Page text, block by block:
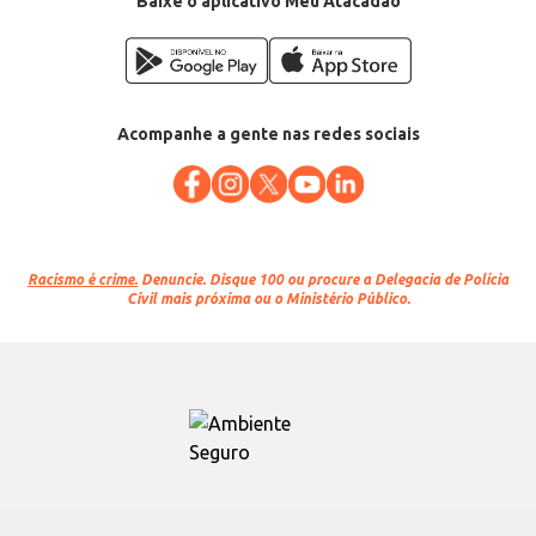
Acompanhe a gente nas redes sociais
Racismo é crime. Denuncie. Disque 100 ou procure a Delegacia de Polícia
Civil mais próxima ou o Ministério Público.